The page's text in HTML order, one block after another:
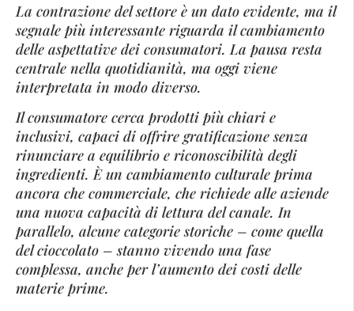
La contrazione del settore è un dato evidente, ma il
segnale più interessante riguarda il cambiamento
delle aspettative dei consumatori. La pausa resta
centrale nella quotidianità, ma oggi viene
interpretata in modo diverso.
Il consumatore cerca prodotti più chiari e
inclusivi, capaci di offrire gratificazione senza
rinunciare a equilibrio e riconoscibilità degli
ingredienti. È un cambiamento culturale prima
ancora che commerciale, che richiede alle aziende
una nuova capacità di lettura del canale. In
parallelo, alcune categorie storiche – come quella
del cioccolato – stanno vivendo una fase
complessa, anche per l’aumento dei costi delle
materie prime.